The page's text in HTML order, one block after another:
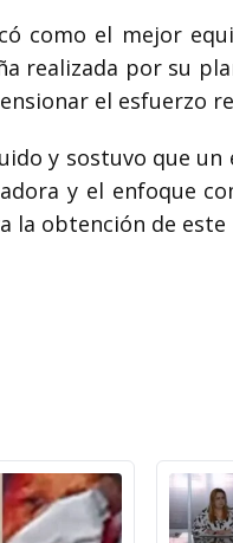
como el mejor
realizada por su
el esfuerzo
y sostuvo que
y el enfoque
la obtención de